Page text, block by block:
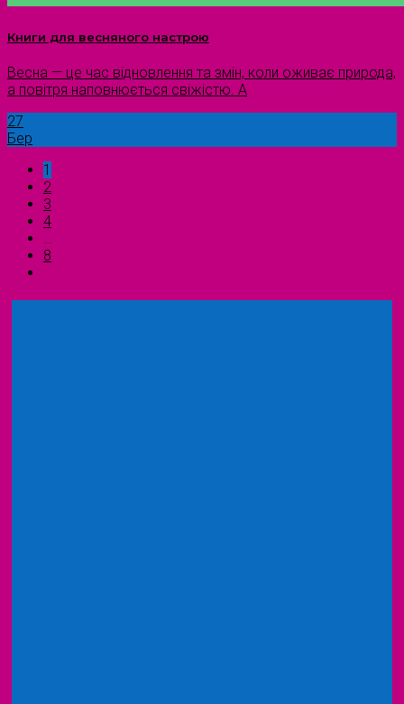
Книги для весняного настрою
Весна — це час відновлення та змін, коли оживає природа,
а повітря наповнюється свіжістю. А
27
Бер
1
2
3
4
…
8